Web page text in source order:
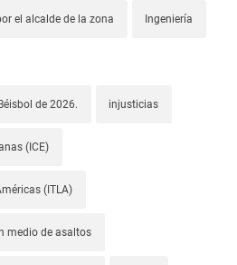
el alcalde de la zona Ingeniería
de 2026. injusticias
(ICE)
(ITLA)
medio de asaltos